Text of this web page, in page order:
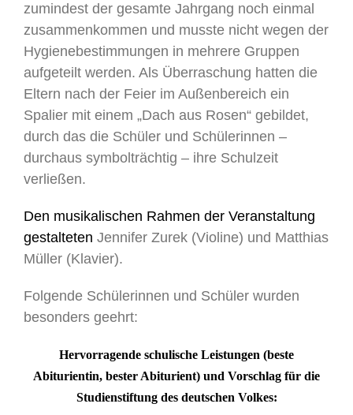
zumindest der gesamte Jahrgang noch einmal
zusammenkommen und musste nicht wegen der
Hygienebestimmungen in mehrere Gruppen
aufgeteilt werden. Als Überraschung hatten die
Eltern nach der Feier im Außenbereich ein
Spalier mit einem „Dach aus Rosen“ gebildet,
durch das die Schüler und Schülerinnen –
durchaus symbolträchtig – ihre Schulzeit
verließen.
Den musikalischen Rahmen der Veranstaltung
gestalteten Jennifer Zurek (Violine) und Matthias
Müller (Klavier).
Folgende Schülerinnen und Schüler wurden
besonders geehrt:
Hervorragende schulische Leistungen (beste
Abiturientin, bester Abiturient) und Vorschlag für die
Studienstiftung des deutschen Volkes: